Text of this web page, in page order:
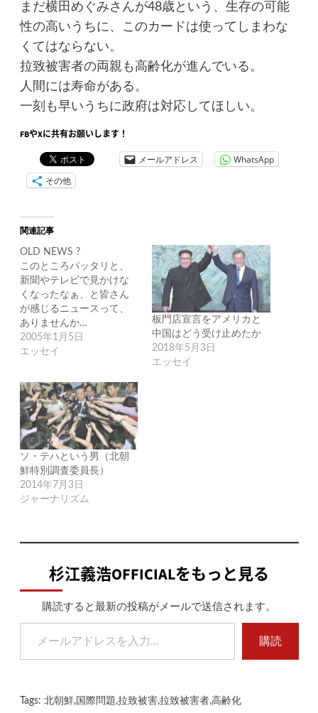
まだ横田めぐみさんが48歳という、生存の可能
性の高いうちに、このカードは使ってしまわな
くてはならない。
拉致被害者の両親も高齢化が進んでいる。
人間には寿命がある。
一刻も早いうちに政府は対応してほしい。
FBやXに共有お願いします！
メールアドレス
WhatsApp
その他
関連記事
OLD NEWS ?
このところパッタリと、
新聞やテレビで見かけな
くなったなぁ、と皆さん
が感じるニュースって、
ありませんか…
2005年1月5日
エッセイ
板門店宣言をアメリカと
中国はどう受け止めたか
2018年5月3日
エッセイ
ソ・テハという男（北朝
鮮特別調査委員長）
2014年7月3日
ジャーナリズム
杉江義浩OFFICIALをもっと見る
購読すると最新の投稿がメールで送信されます。
メールアドレスを入力...
購読
Tags: 北朝鮮,国際問題,拉致被害,拉致被害者,高齢化